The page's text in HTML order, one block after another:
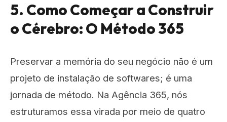
5. Como Começar a Construir
o Cérebro: O Método 365
Preservar a memória do seu negócio não é um
projeto de instalação de softwares; é uma
jornada de método. Na Agência 365, nós
estruturamos essa virada por meio de quatro